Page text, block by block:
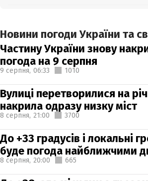
Новини погоди України та
Частину України знову
погода на 9 серпня
9 серпня, 06:33 1010
Вулиці перетворилися на
накрила одразу низку міст
8 серпня, 21:00 3700
До +33 градусів і локальні
буде погода найближчими
8 серпня, 20:00 665